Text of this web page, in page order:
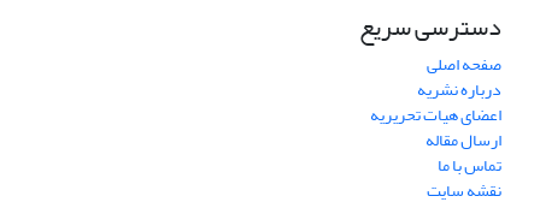
دسترسی سریع
صفحه اصلی
درباره نشریه
اعضای هیات تحریریه
ارسال مقاله
تماس با ما
نقشه سایت